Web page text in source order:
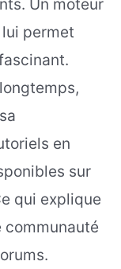
permet
en
sur
qui explique
communauté